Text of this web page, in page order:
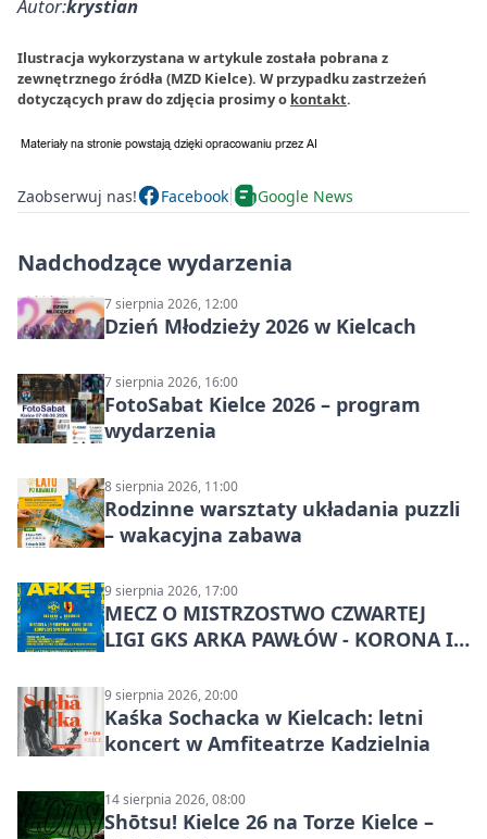
Autor:krystian
Ilustracja wykorzystana w artykule została pobrana z
zewnętrznego źródła (MZD Kielce). W przypadku zastrzeżeń
dotyczących praw do zdjęcia prosimy o kontakt.
Zaobserwuj nas! Facebook Google News
Nadchodzące wydarzenia
7 sierpnia 2026, 12:00
Dzień Młodzieży 2026 w Kielcach
7 sierpnia 2026, 16:00
FotoSabat Kielce 2026 – program
wydarzenia
8 sierpnia 2026, 11:00
Rodzinne warsztaty układania puzzli
– wakacyjna zabawa
9 sierpnia 2026, 17:00
MECZ O MISTRZOSTWO CZWARTEJ
LIGI GKS ARKA PAWŁÓW - KORONA III
9 sierpnia 2026, 20:00
Kaśka Sochacka w Kielcach: letni
koncert w Amfiteatrze Kadzielnia
14 sierpnia 2026, 08:00
Shōtsu! Kielce 26 na Torze Kielce –